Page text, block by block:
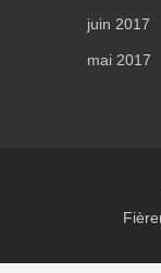
juin 2017
mai 2017